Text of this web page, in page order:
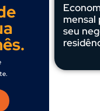
mensal
seu